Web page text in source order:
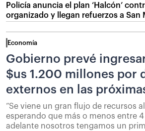
Policía anuncia el plan ‘Halcón’
organizado y llegan refuerzos a San
Economía
Gobierno prevé
$us 1.200 millones por
externos en las
“Se viene un gran flujo de recursos
esperando que más o menos entre
adelante nosotros tengamos un